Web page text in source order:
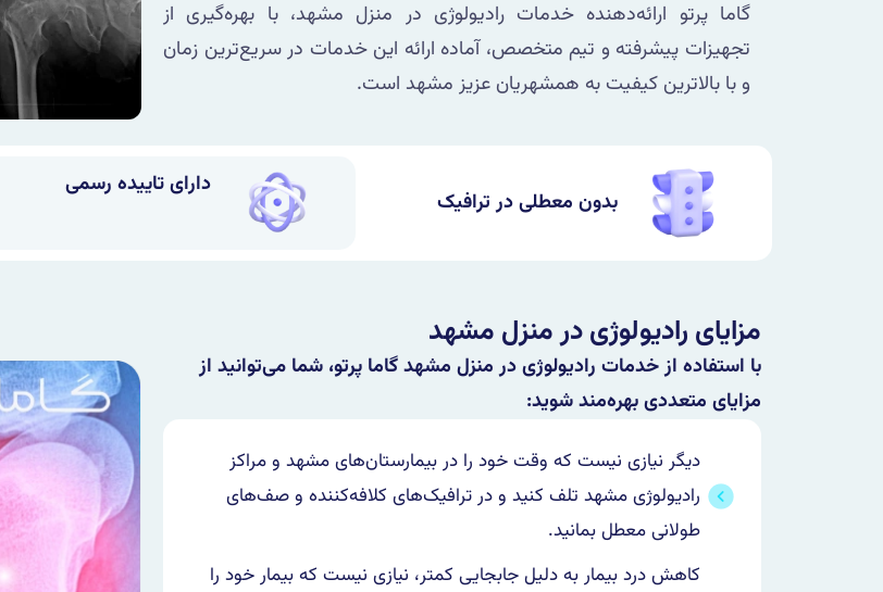
گاما پرتو ارائه‌دهنده خدمات رادیولوژی در منزل مشهد، با بهره‌گیری از
تجهیزات پیشرفته و تیم متخصص، آماده ارائه این خدمات در سریع‌ترین زمان
و با بالاترین کیفیت به همشهریان عزیز مشهد است.
بدون معطلی در ترافیک
دارای تاییده رسمی
مزایای رادیولوژی در منزل مشهد
با استفاده از خدمات رادیولوژی در منزل مشهد گاما پرتو، شما می‌توانید از
مزایای متعددی بهره‌مند شوید:
دیگر نیازی نیست که وقت خود را در بیمارستان‌های مشهد و مراکز
رادیولوژی مشهد تلف کنید و در ترافیک‌های کلافه‌کننده و صف‌های
طولانی معطل بمانید.
کاهش درد بیمار به دلیل جابجایی کمتر، نیازی نیست که بیمار خود را